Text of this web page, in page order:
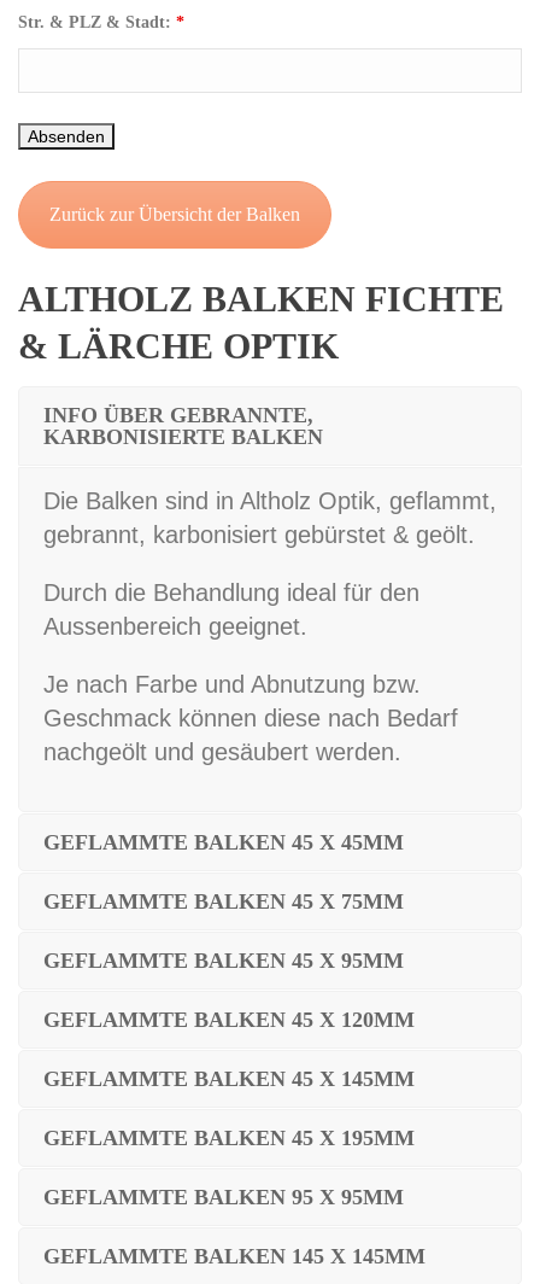
Str. & PLZ & Stadt: *
Zurück zur Übersicht der Balken
ALTHOLZ BALKEN FICHTE
& LÄRCHE OPTIK
INFO ÜBER GEBRANNTE,
KARBONISIERTE BALKEN
Die Balken sind in Altholz Optik, geflammt,
gebrannt, karbonisiert gebürstet & geölt.
Durch die Behandlung ideal für den
Aussenbereich geeignet.
Je nach Farbe und Abnutzung bzw.
Geschmack können diese nach Bedarf
nachgeölt und gesäubert werden.
GEFLAMMTE BALKEN 45 X 45MM
GEFLAMMTE BALKEN 45 X 75MM
GEFLAMMTE BALKEN 45 X 95MM
GEFLAMMTE BALKEN 45 X 120MM
GEFLAMMTE BALKEN 45 X 145MM
GEFLAMMTE BALKEN 45 X 195MM
GEFLAMMTE BALKEN 95 X 95MM
GEFLAMMTE BALKEN 145 X 145MM